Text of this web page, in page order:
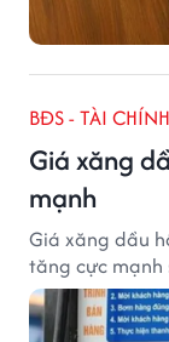
BĐS - TÀI CHÍNH
Giá xăng
mạnh
Giá xăng dầu
tăng cực mạnh